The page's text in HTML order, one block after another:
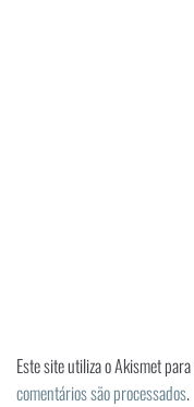
Este site utiliza o Akismet
comentários são processados.